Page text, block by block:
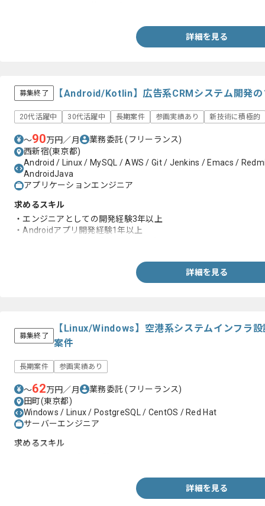
詳細を見る
募集終了 【Android/Kotlin】広告系CRMシステム開発
20代活躍中 30代活躍中 長期案件 参画実績あり 新技術に積極的
〜90万円／月 業務委託(フリーランス)
西新宿(東京都)
Android / Linux / MySQL / AWS / Git / Jenkins / Emacs /
AndroidJava
アプリケーションエンジニア
求めるスキル
・エンジニアとしての開発経験3年以上
・Androidアプリ開発経験1年以上
詳細を見る
募集終了
【Linux/Windows】空港系システムインフラ
案件
長期案件 参画実績あり
〜62万円／月 業務委託(フリーランス)
田町(東京都)
Windows / Linux / PostgreSQL / CentOS / Red Hat
サーバーエンジニア
求めるスキル
詳細を見る